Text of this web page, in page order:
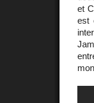
et
est